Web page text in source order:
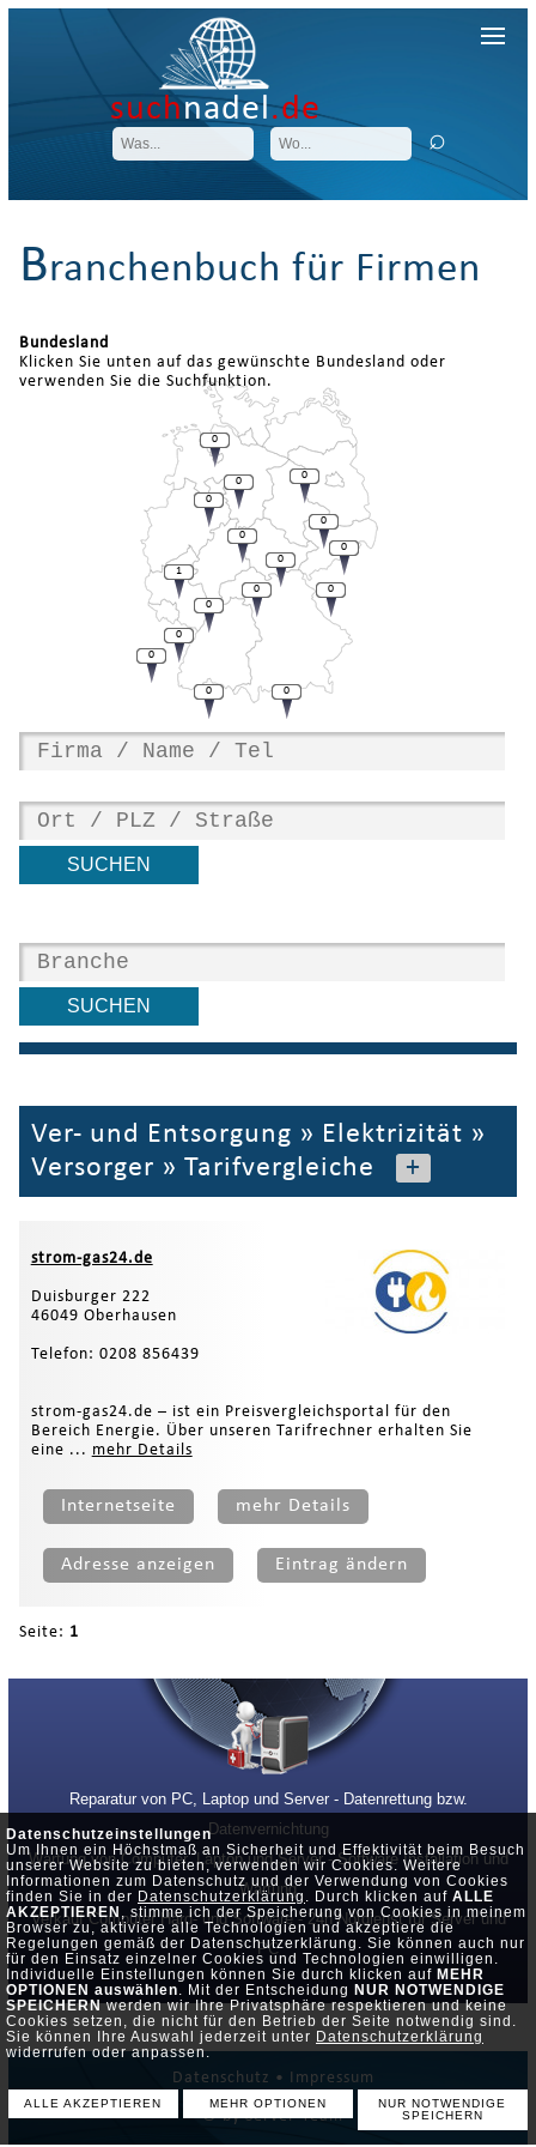
Datenschutzeinstellungen
Um Ihnen ein Höchstmaß an Sicherheit und Effektivität beim Besuch
unserer Website zu bieten, verwenden wir Cookies. Weitere
Informationen zum Datenschutz und der Verwendung von Cookies
finden Sie in der Datenschutzerklärung . Durch klicken auf ALLE
AKZEPTIEREN , stimme ich der Speicherung von Cookies in meinem
Browser zu, aktiviere alle Technologien und akzeptiere die
Regelungen gemäß der Datenschutzerklärung. Sie können auch nur
für den Einsatz einzelner Cookies und Technologien einwilligen.
Individuelle Einstellungen können Sie durch klicken auf MEHR
OPTIONEN auswählen. Mit der Entscheidung NUR NOTWENDIGE
SPEICHERNwerden wir Ihre Privatsphäre respektieren und keine
Cookies setzen, die nicht für den Betrieb der Seite notwendig sind.
Sie können Ihre Auswahl jederzeit unter Datenschutzerklärung
widerrufen oder anpassen.
ALLE AKZEPTIEREN MEHR OPTIONEN
NUR NOTWENDIGE
SPEICHERN
suchnadel.de
Branchenbuch für Firmen
Bundesland
Klicken Sie unten auf das gewünschte Bundesland oder
verwenden Sie die Suchfunktion.
0
0
1
0
0
0
0
0
0
0
0
0
0
0
0
0
Ver- und Entsorgung » Elektrizität »
Versorger » Tarifvergleiche +
strom-gas24.de
Duisburger 222
46049 Oberhausen
Telefon: 0208 856439
strom-gas24.de – ist ein Preisvergleichsportal für den
Bereich Energie. Über unseren Tarifrechner erhalten Sie
eine ... mehr Details
Internetseite mehr Details
Adresse anzeigen Eintrag ändern
Seite: 1
Reparatur von PC, Laptop und Server - Datenrettung bzw.
Datenvernichtung
Wartung von Computer, Laptop und Server - Software Installation und
Wartung
Verkauf Computer Hard- und Software - 24h Notdienst für Server und
PC
Datenschutz • Impressum
© by Server-Team